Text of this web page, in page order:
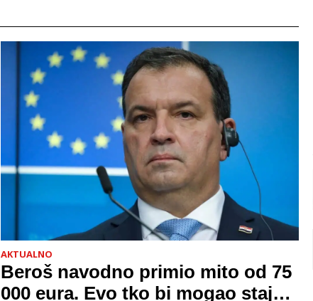
AKTUALNO
Beroš navodno primio mito od 75
000 eura. Evo tko bi mogao stajati